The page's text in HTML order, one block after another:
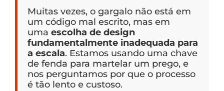
Muitas vezes, o gargalo não está em
um código mal escrito, mas em
uma escolha de design
fundamentalmente inadequada para
a escala. Estamos usando uma chave
de fenda para martelar um prego, e
nos perguntamos por que o processo
é tão lento e custoso.